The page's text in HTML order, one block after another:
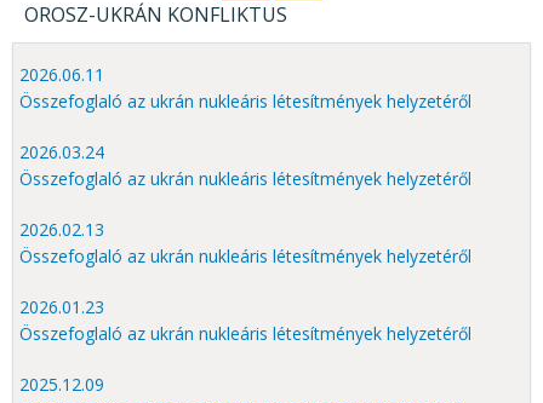
OROSZ-UKRÁN KONFLIKTUS
2026.06.11
Összefoglaló az ukrán nukleáris létesítmények helyzetéről
2026.03.24
Összefoglaló az ukrán nukleáris létesítmények helyzetéről
2026.02.13
Összefoglaló az ukrán nukleáris létesítmények helyzetéről
2026.01.23
Összefoglaló az ukrán nukleáris létesítmények helyzetéről
2025.12.09